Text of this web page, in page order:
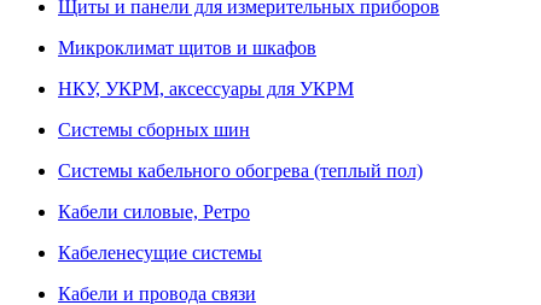
Щиты и панели для измерительных приборов
Микроклимат щитов и шкафов
НКУ, УКРМ, аксессуары для УКРМ
Системы сборных шин
Системы кабельного обогрева (теплый пол)
Кабели силовые, Ретро
Кабеленесущие системы
Кабели и провода связи